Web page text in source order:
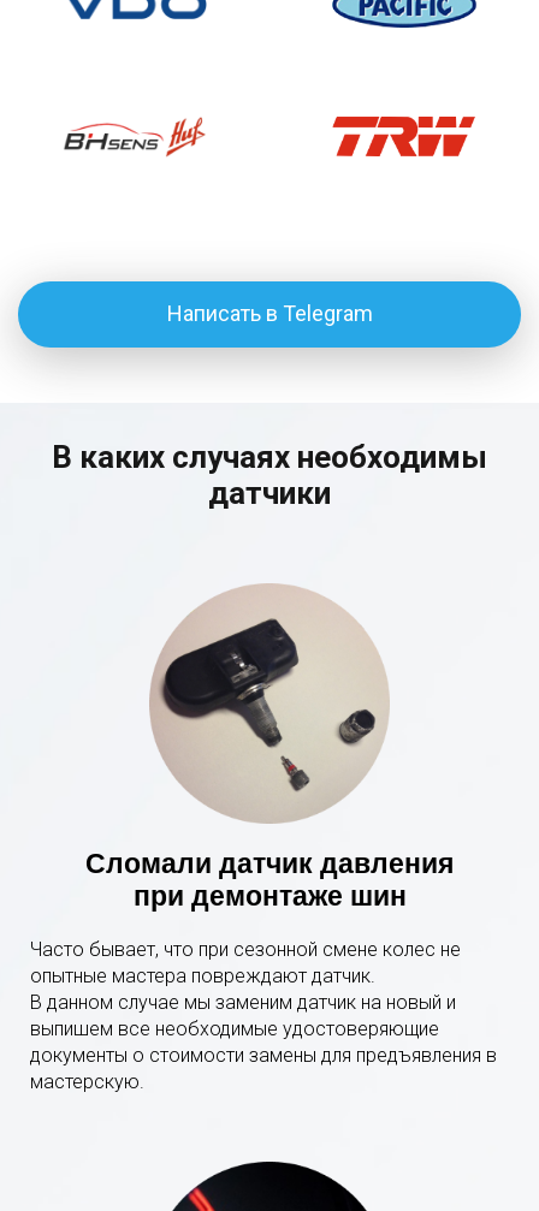
Написать в Telegram
В каких случаях необходимы
датчики
Сломали датчик давления
при демонтаже шин
Часто бывает, что при сезонной смене колес не
опытные мастера повреждают датчик.
В данном случае мы заменим датчик на новый и
выпишем все необходимые удостоверяющие
документы о стоимости замены для предъявления в
мастерскую.